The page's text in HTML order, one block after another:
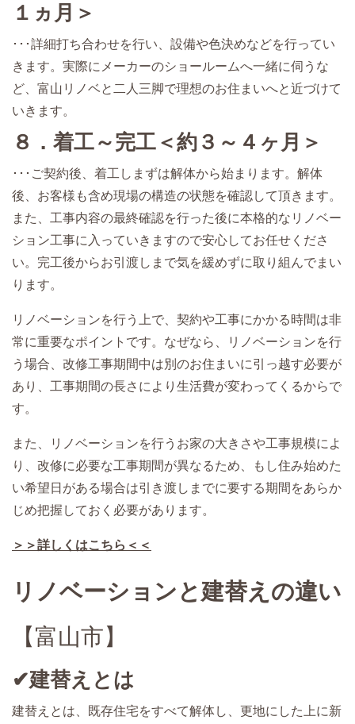
１ヵ月＞
･･･詳細打ち合わせを行い、設備や色決めなどを行ってい
きます。実際にメーカーのショールームへ一緒に伺うな
ど、富山リノベと二人三脚で理想のお住まいへと近づけて
いきます。
８．着工～完工＜約３～４ヶ月＞
･･･ご契約後、着工しまずは解体から始まります。解体
後、お客様も含め現場の構造の状態を確認して頂きます。
また、工事内容の最終確認を行った後に本格的なリノベー
ション工事に入っていきますので安心してお任せくださ
い。完工後からお引渡しまで気を緩めずに取り組んでまい
ります。
リノベーションを行う上で、契約や工事にかかる時間は非
常に重要なポイントです。なぜなら、リノベーションを行
う場合、改修工事期間中は別のお住まいに引っ越す必要が
あり、工事期間の長さにより生活費が変わってくるからで
す。
また、リノベーションを行うお家の大きさや工事規模によ
り、改修に必要な工事期間が異なるため、もし住み始めた
い希望日がある場合は引き渡しまでに要する期間をあらか
じめ把握しておく必要があります。
＞＞詳しくはこちら＜＜
リノベーションと建替えの違い
【富山市】
✔建替えとは
建替えとは、既存住宅をすべて解体し、更地にした上に新